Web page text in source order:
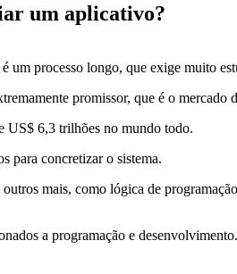
um aplicativo?
um processo longo, que exige muito
promissor, que é o mercado
US$ 6,3 trilhões no mundo todo.
para concretizar o sistema.
mais, como lógica de
a programação e desenvolvimento.